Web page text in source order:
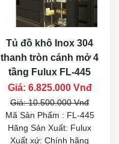
Tủ đồ khô Inox 304
thanh tròn cánh mở 4
tầng Fulux FL-445
Giá: 6.825.000 Vnđ
Giá: 10.500.000 Vnđ
Mã Sản Phẩm : FL-445
Hãng Sản Xuất: Fulux
Xuất xứ: Chính hãng